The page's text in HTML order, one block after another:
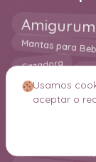
Mantas para
Cazadora
Amigurumi para
Mascotas
Marcos
Usamos
aceptar o